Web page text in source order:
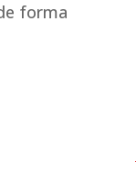
forma